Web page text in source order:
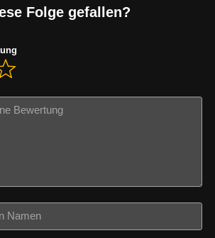
Folge gefallen?